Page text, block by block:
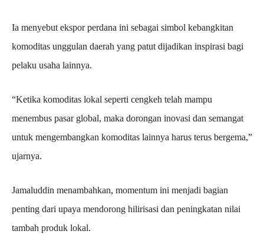
Ia menyebut ekspor perdana ini sebagai simbol kebangkitan
komoditas unggulan daerah yang patut dijadikan inspirasi bagi
pelaku usaha lainnya.
“Ketika komoditas lokal seperti cengkeh telah mampu
menembus pasar global, maka dorongan inovasi dan semangat
untuk mengembangkan komoditas lainnya harus terus bergema,”
ujarnya.
Jamaluddin menambahkan, momentum ini menjadi bagian
penting dari upaya mendorong hilirisasi dan peningkatan nilai
tambah produk lokal.